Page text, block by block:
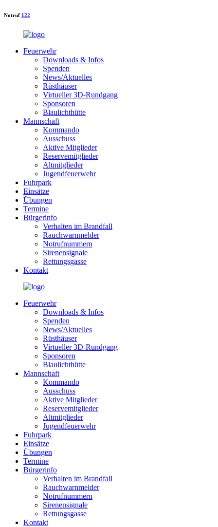
Notruf 122
Feuerwehr
Downloads & Infos
Spenden
News/Aktuelles
Rüsthäuser
Virtueller 3D-Rundgang
Sponsoren
Blaulichthütte
Mannschaft
Kommando
Ausschuss
Aktive Mitglieder
Reservemitglieder
Altmitglieder
Jugendfeuerwehr
Fuhrpark
Einsätze
Übungen
Termine
Bürgerinfo
Verhalten im Brandfall
Rauchwarnmelder
Notrufnummern
Sirenensignale
Rettungsgasse
Kontakt
Feuerwehr
Downloads & Infos
Spenden
News/Aktuelles
Rüsthäuser
Virtueller 3D-Rundgang
Sponsoren
Blaulichthütte
Mannschaft
Kommando
Ausschuss
Aktive Mitglieder
Reservemitglieder
Altmitglieder
Jugendfeuerwehr
Fuhrpark
Einsätze
Übungen
Termine
Bürgerinfo
Verhalten im Brandfall
Rauchwarnmelder
Notrufnummern
Sirenensignale
Rettungsgasse
Kontakt